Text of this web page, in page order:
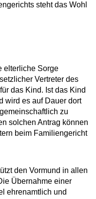
steht das Wohl
elterliche Sorge
Vertreter des
das Kind. Ist das Kind
wird es auf Dauer dort
zu
solchen Antrag können
beim Familiengericht
den Vormund in allen
Übernahme einer
ehrenamtlich und